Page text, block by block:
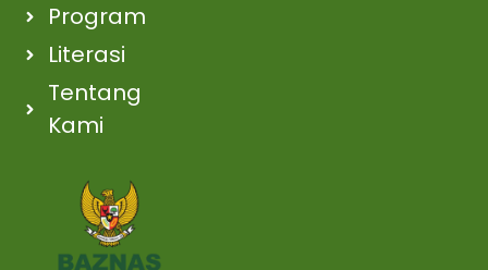
Program
Literasi
Tentang
Kami